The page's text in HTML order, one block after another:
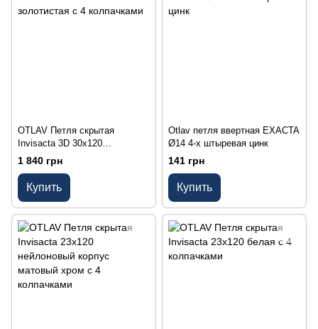
OTLAV Петля скрытая
Invisacta 3D 30х120
золотистая с 4 колпачками
1 840 грн
Купить
Otlav петля ввертная EXACTA
Ø14 4-х штыревая цинк
141 грн
Купить